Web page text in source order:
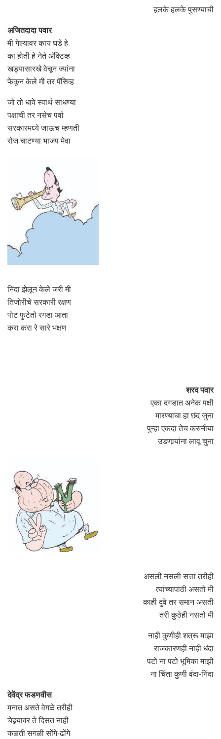
हलके हलके पुसण्याची
अजितदादा पवार
मी गेल्यावर काय घडे हे
का होती हे नेते अ‍ॅक्टिव्ह
खड्यासारखे वेचून ज्यांना
फेकून केले मी तर पॅसिव्ह
जो तो धावे स्वार्थ साधण्या
पक्षाची तर नसेच पर्वा
सरकारमध्ये जाऊच म्हणती
रोज चाटण्या भाजप मेवा
निंदा झेलून केले जरी मी
तिजोरीचे सरकारी रक्षण
पोट फुटेतो रगडा आता
करा करा रे सारे भक्षण
शरद पवार
एका दगडात अनेक पक्षी
मारण्याचा हा छंद जुना
पुन्हा एकदा तेच करुनीया
उडणार्‍यांना लावू चुना
असली नसली सत्ता तरीही
त्यांच्यापाठी असतो मी
काही दुवे तर समान असती
तरी कुठेही नसतो मी
नाही कुणीही शत्रू माझा
राजकारणही नाही धंदा
पटो ना पटो भूमिका माझी
ना चिंता कुणी वंदा-निंदा
देवेंद्र फडणवीस
मनात असते वेगळे तरीही
चेहर्‍यावर ते दिसत नाही
कळती सगळी सोंगे-ढोंगे